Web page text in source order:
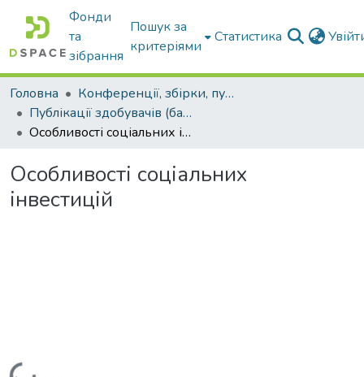
Фонди
та
зібрання
Пошук за
критеріями
Статистика
Головна
Конференції, збірки, публікації молодих вчених і здобувачів : магістрів, бакалаврів, аспірантів.
Публікації здобувачів (бакалаврів. магістрів, аспірантів)
Особливості соціальних інвестицій
Особливості соціальних
інвестицій